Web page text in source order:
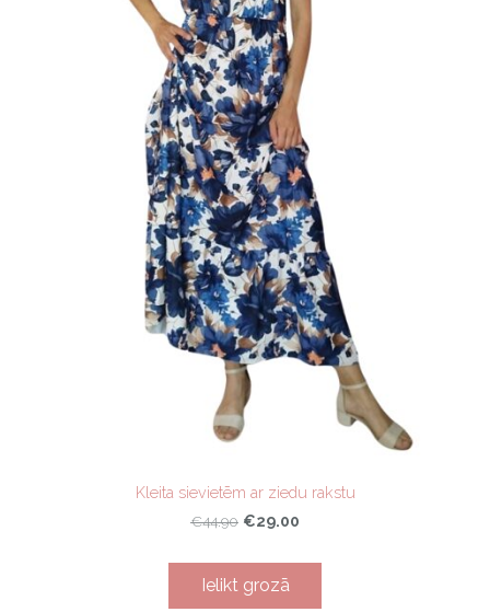
Kleita sievietēm ar ziedu rakstu
€44.90 €29.00
Ielikt grozā